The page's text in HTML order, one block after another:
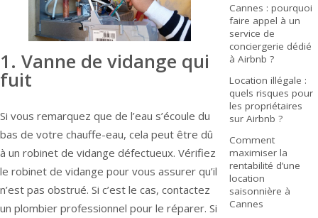
1. Vanne de vidange qui
fuit
Si vous remarquez que de l’eau s’écoule du
bas de votre chauffe-eau, cela peut être dû
à un robinet de vidange défectueux. Vérifiez
le robinet de vidange pour vous assurer qu’il
n’est pas obstrué. Si c’est le cas, contactez
un plombier professionnel pour le réparer. Si
Cannes : pourquoi
faire appel à un
service de
conciergerie dédié
à Airbnb ?
Location illégale :
quels risques pour
les propriétaires
sur Airbnb ?
Comment
maximiser la
rentabilité d’une
location
saisonnière à
Cannes